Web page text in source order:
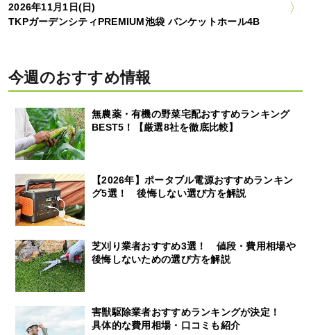
2026年11月1日(日)
TKPガーデンシティPREMIUM池袋 バンケットホール4B
今週のおすすめ情報
無農薬・有機の野菜宅配おすすめランキング
BEST5！【厳選8社を徹底比較】
【2026年】ポータブル電源おすすめランキン
グ5選！ 後悔しない選び方を解説
芝刈り業者おすすめ3選！ 値段・費用相場や
後悔しないための選び方を解説
害獣駆除業者おすすめランキングが決定！
具体的な費用相場・口コミも紹介